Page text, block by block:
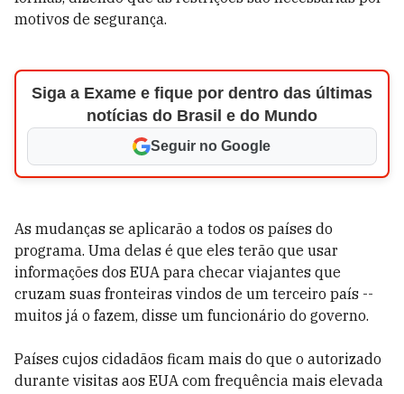
motivos de segurança.
Siga a Exame e fique por dentro das últimas
notícias do Brasil e do Mundo
Seguir no Google
As mudanças se aplicarão a todos os países do
programa. Uma delas é que eles terão que usar
informações dos EUA para checar viajantes que
cruzam suas fronteiras vindos de um terceiro país --
muitos já o fazem, disse um funcionário do governo.
Países cujos cidadãos ficam mais do que o autorizado
durante visitas aos EUA com frequência mais elevada